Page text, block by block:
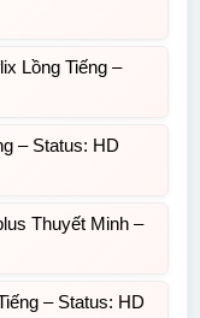
Lồng Tiếng –
– Status: HD
Thuyết Minh –
– Status: HD